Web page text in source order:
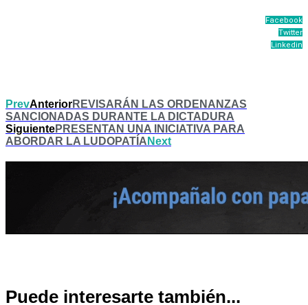
Facebook
Twitter
Linkedin
PrevAnteriorREVISARÁN LAS ORDENANZAS
SANCIONADAS DURANTE LA DICTADURA
SiguientePRESENTAN UNA INICIATIVA PARA
ABORDAR LA LUDOPATÍA Next
Puede interesarte también...